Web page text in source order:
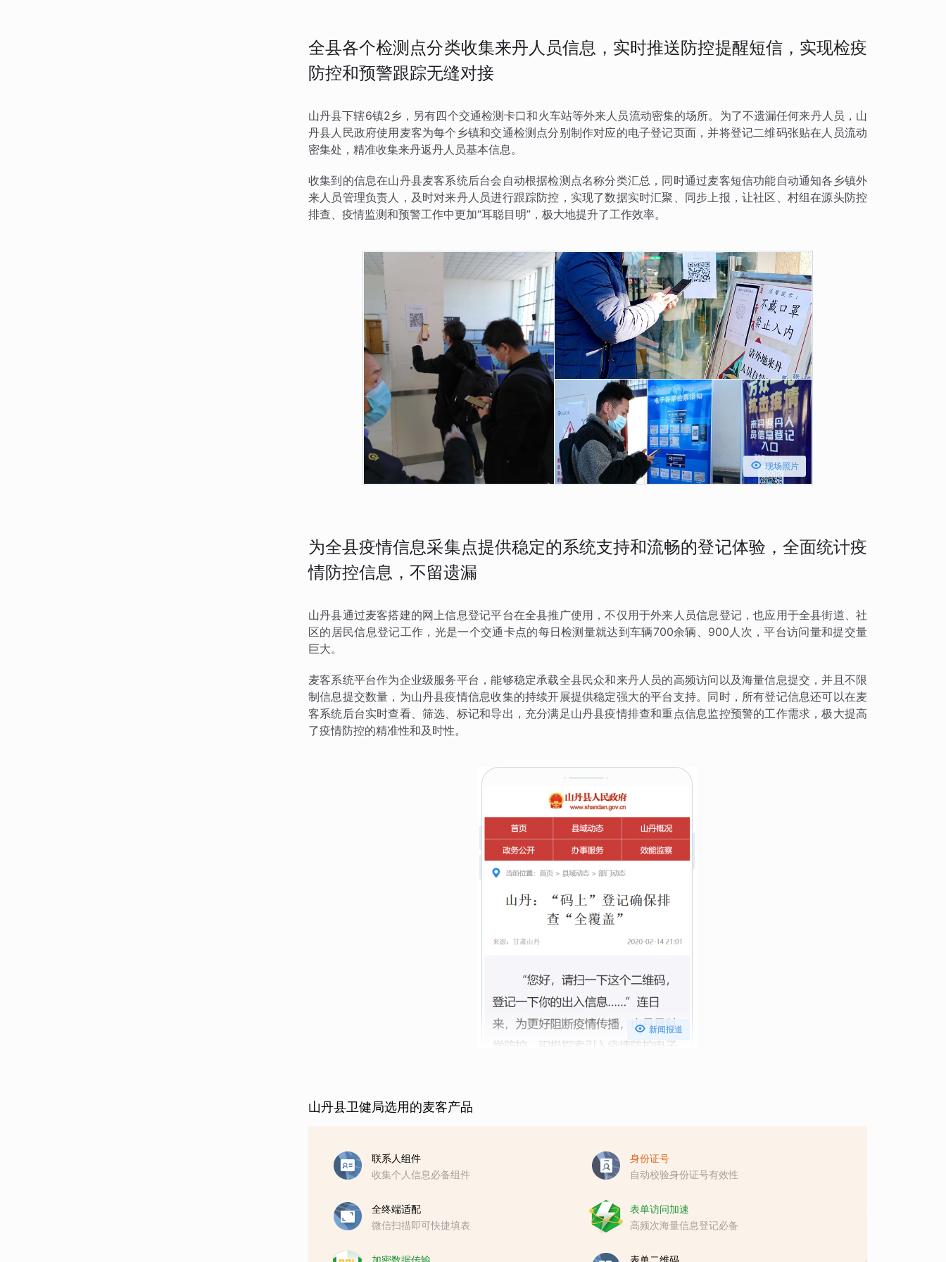
全县各个检测点分类收集来丹人员信息，实时推送防控提醒短信，实现检疫
防控和预警跟踪无缝对接
山丹县下辖6镇2乡，另有四个交通检测卡口和火车站等外来人员流动密集的场所。为了不遗漏任何来丹人员，山
丹县人民政府使用麦客为每个乡镇和交通检测点分别制作对应的电子登记页面，并将登记二维码张贴在人员流动
密集处，精准收集来丹返丹人员基本信息。
收集到的信息在山丹县麦客系统后台会自动根据检测点名称分类汇总，同时通过麦客短信功能自动通知各乡镇外
来人员管理负责人，及时对来丹人员进行跟踪防控，实现了数据实时汇聚、同步上报，让社区、村组在源头防控
排查、疫情监测和预警工作中更加“耳聪目明”，极大地提升了工作效率。
 现场照片
为全县疫情信息采集点提供稳定的系统支持和流畅的登记体验，全面统计疫
情防控信息，不留遗漏
山丹县通过麦客搭建的网上信息登记平台在全县推广使用，不仅用于外来人员信息登记，也应用于全县街道、社
区的居民信息登记工作，光是一个交通卡点的每日检测量就达到车辆700余辆、900人次，平台访问量和提交量
巨大。
麦客系统平台作为企业级服务平台，能够稳定承载全县民众和来丹人员的高频访问以及海量信息提交，并且不限
制信息提交数量，为山丹县疫情信息收集的持续开展提供稳定强大的平台支持。同时，所有登记信息还可以在麦
客系统后台实时查看、筛选、标记和导出，充分满足山丹县疫情排查和重点信息监控预警的工作需求，极大提高
了疫情防控的精准性和及时性。
 新闻报道
山丹县卫健局选用的麦客产品
联系人组件
收集个人信息必备组件
身份证号
自动校验身份证号有效性
全终端适配
微信扫描即可快捷填表
表单访问加速
高频次海量信息登记必备